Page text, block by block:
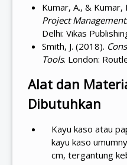
Kumar, A., & Kumar,
Project
Delhi: Vikas
Smith, J. (2018).
Tools. London:
Alat dan
Dibutuhkan
Kayu kaso atau
kayu kaso
cm, tergantung